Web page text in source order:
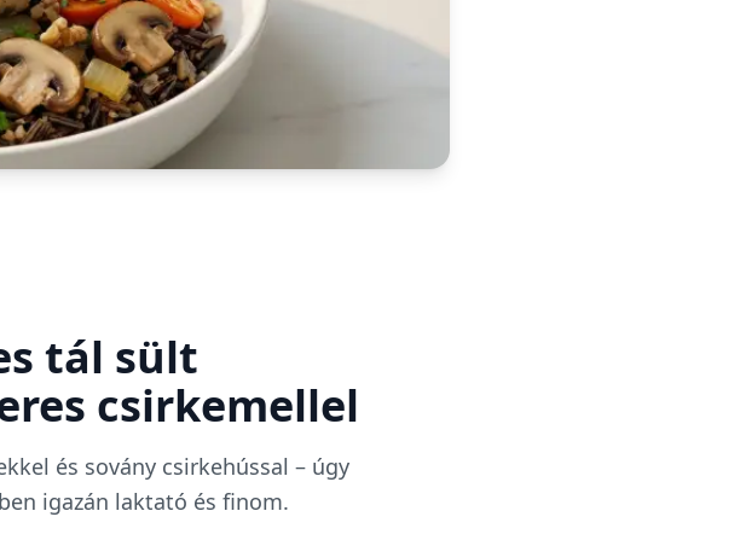
tál sült
csirkemellel
és sovány csirkehússal – úgy
igazán laktató és finom.